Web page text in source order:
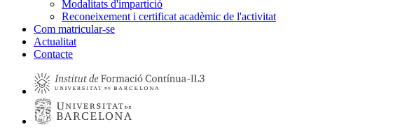
Modalitats d'impartició
Reconeixement i certificat acadèmic de l'activitat
Com matricular-se
Actualitat
Contacte